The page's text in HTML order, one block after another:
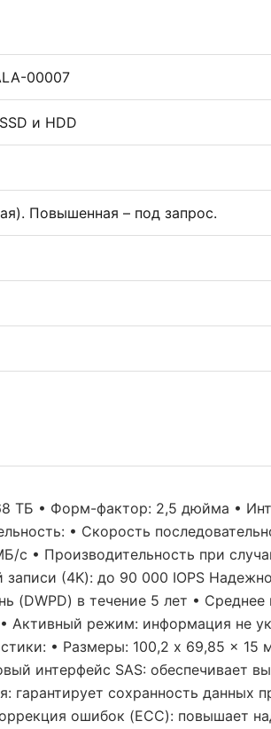
00007
и HDD
Повышенная – под запрос.
ТБ • Форм-фактор: 2,5 дюйма •
• Скорость
с • Производительность при
(4K): до 90 000 IOPS
(DWPD) в течение 5 лет •
Активный режим: информация не
• Размеры: 100,2 x 69,85 x
интерфейс SAS: обеспечивает
гарантирует сохранность данных
ошибок (ECC): повышает